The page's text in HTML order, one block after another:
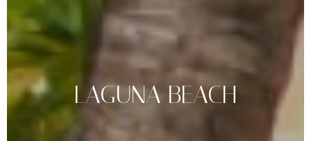
LAGUNA BEACH